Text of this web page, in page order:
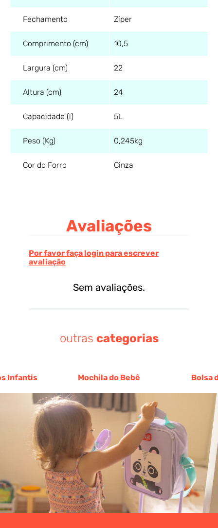
Fechamento Zíper
Comprimento (cm) 10,5
Largura (cm) 22
Altura (cm) 24
Capacidade (l) 5L
Peso (Kg) 0,245kg
Cor do Forro Cinza
Avaliações
Por favor faça login para escrever
avaliação
Sem avaliações.
outras categorias
Infantis Mochila do Bebê Bolsa